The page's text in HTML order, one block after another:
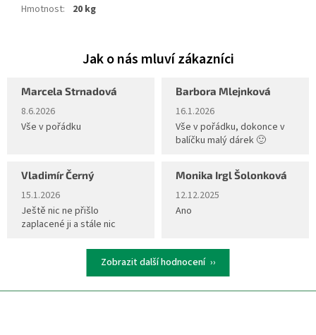
Hmotnost: 20 kg
Marcela Strnadová
Hodnocení obchodu je 5 z 5 hvězdiček.
8.6.2026
Vše v pořádku
Barbora Mlejnková
Hodnocení obchodu je 5 z 5
16.1.2026
Vše v pořádku, dokonce v
balíčku malý dárek 🙂
Vladimír Černý
Hodnocení obchodu je 5 z 5 hvězdiček.
15.1.2026
Ještě nic ne přišlo
zaplacené ji a stále nic
Monika Irgl Šolonková
Hodnocení obchodu je 5 z 5
12.12.2025
Ano
Zobrazit další hodnocení